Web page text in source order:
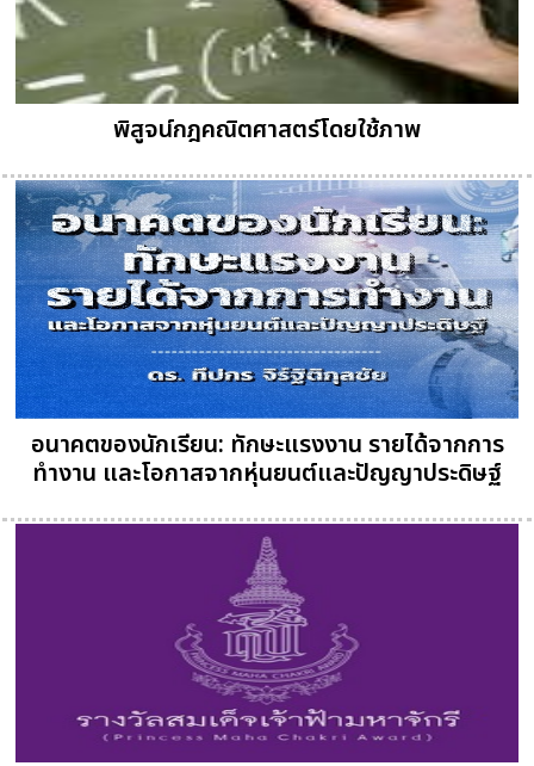
พิสูจน์กฎคณิตศาสตร์โดยใช้ภาพ
อนาคตของนักเรียน: ทักษะแรงงาน รายได้จากการ
ทำงาน และโอกาสจากหุ่นยนต์และปัญญาประดิษฐ์